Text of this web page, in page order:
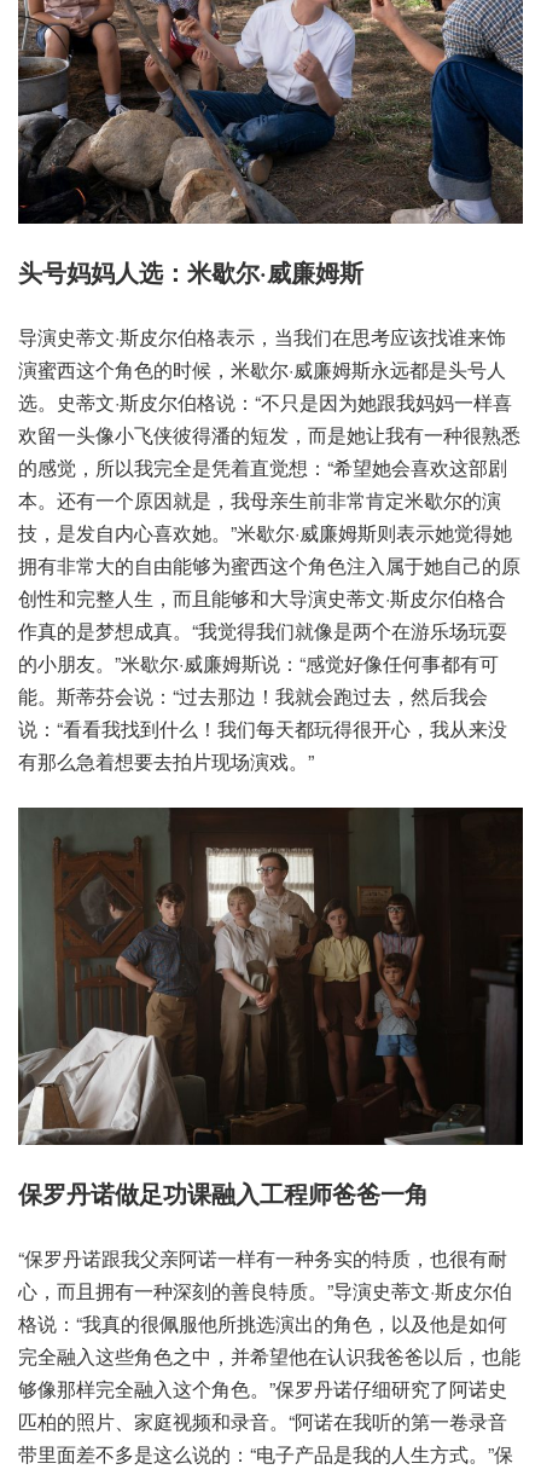
头号妈妈人选：米歇尔·威廉姆斯
导演史蒂文·斯皮尔伯格表示，当我们在思考应该找谁来饰
演蜜西这个角色的时候，米歇尔·威廉姆斯永远都是头号人
选。史蒂文·斯皮尔伯格说：“不只是因为她跟我妈妈一样喜
欢留一头像小飞侠彼得潘的短发，而是她让我有一种很熟悉
的感觉，所以我完全是凭着直觉想：“希望她会喜欢这部剧
本。还有一个原因就是，我母亲生前非常肯定米歇尔的演
技，是发自内心喜欢她。”米歇尔·威廉姆斯则表示她觉得她
拥有非常大的自由能够为蜜西这个角色注入属于她自己的原
创性和完整人生，而且能够和大导演史蒂文·斯皮尔伯格合
作真的是梦想成真。“我觉得我们就像是两个在游乐场玩耍
的小朋友。”米歇尔·威廉姆斯说：“感觉好像任何事都有可
能。斯蒂芬会说：“过去那边！我就会跑过去，然后我会
说：“看看我找到什么！我们每天都玩得很开心，我从来没
有那么急着想要去拍片现场演戏。”
保罗丹诺做足功课融入工程师爸爸一角
“保罗丹诺跟我父亲阿诺一样有一种务实的特质，也很有耐
心，而且拥有一种深刻的善良特质。”导演史蒂文·斯皮尔伯
格说：“我真的很佩服他所挑选演出的角色，以及他是如何
完全融入这些角色之中，并希望他在认识我爸爸以后，也能
够像那样完全融入这个角色。”保罗丹诺仔细研究了阿诺史
匹柏的照片、家庭视频和录音。“阿诺在我听的第一卷录音
带里面差不多是这么说的：“电子产品是我的人生方式。”保